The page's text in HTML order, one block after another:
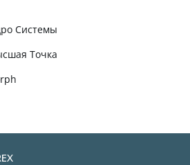
Системы
Точка